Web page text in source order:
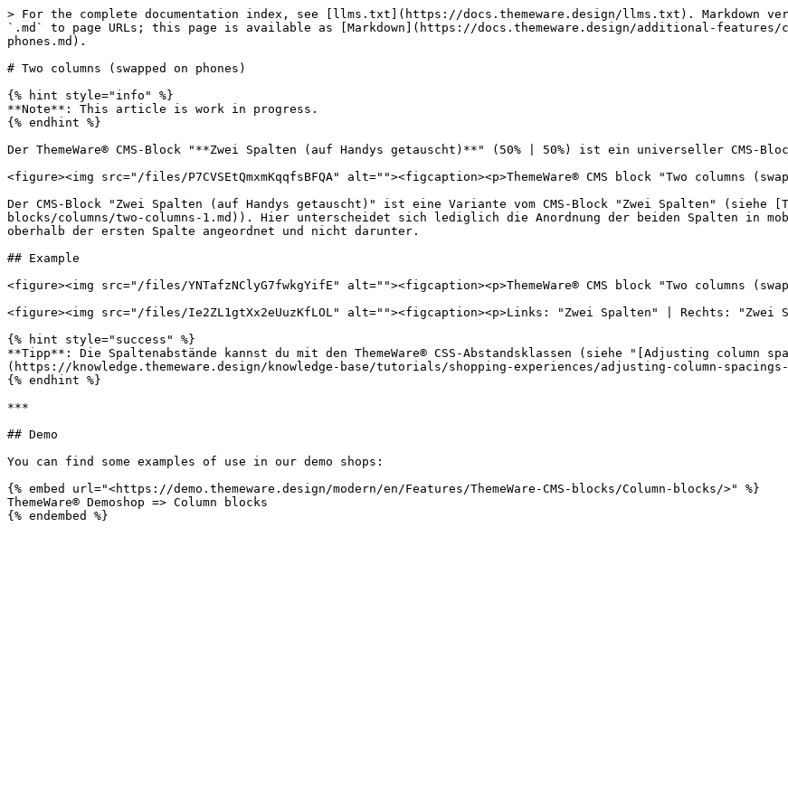
> For the complete documentation index, see [llms.txt](https://docs.themeware.design/llms.txt). Markdown
`.md` to page URLs; this page is available as [Markdown](https://docs.themeware.design/additional-features/
phones.md).
# Two columns (swapped on phones)
{% hint style="info" %}
**Note**: This article is work in progress.
{% endhint %}
Der ThemeWare® CMS-Block "**Zwei Spalten (auf Handys getauscht)**" (50% | 50%) ist ein universeller CMS-
<figure><img src="/files/P7CVSEtQmxmKqqfsBFQA" alt=""><figcaption><p>ThemeWare® CMS block "Two columns
Der CMS-Block "Zwei Spalten (auf Handys getauscht)" ist eine Variante vom CMS-Block "Zwei Spalten" (siehe
blocks/columns/two-columns-1.md)). Hier unterscheidet sich lediglich die Anordnung der beiden Spalten in
oberhalb der ersten Spalte angeordnet und nicht darunter.
## Example
<figure><img src="/files/YNTafzNClyG7fwkgYifE" alt=""><figcaption><p>ThemeWare® CMS block "Two columns
<figure><img src="/files/Ie2ZL1gtXx2eUuzKfLOL" alt=""><figcaption><p>Links: "Zwei Spalten" | Rechts:
{% hint style="success" %}
**Tipp**: Die Spaltenabstände kannst du mit den ThemeWare® CSS-Abstandsklassen (siehe "[Adjusting column
(https://knowledge.themeware.design/knowledge-base/tutorials/shopping-experiences/adjusting-column-
{% endhint %}
***
## Demo
You can find some examples of use in our demo shops:
{% embed url="<https://demo.themeware.design/modern/en/Features/ThemeWare-CMS-blocks/Column-blocks/>" %}
ThemeWare® Demoshop => Column blocks